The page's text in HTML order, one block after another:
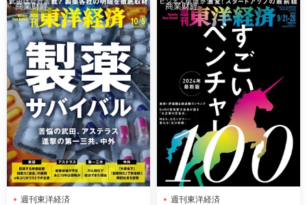
商業财經
週刊東洋経済
商業财經
週刊東洋経済